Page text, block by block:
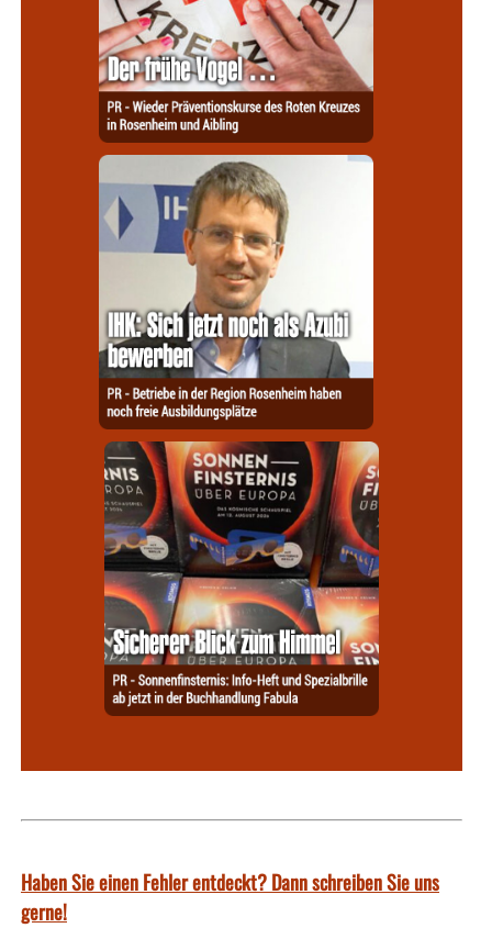
Haben Sie einen Fehler entdeckt? Dann schreiben Sie uns
gerne!